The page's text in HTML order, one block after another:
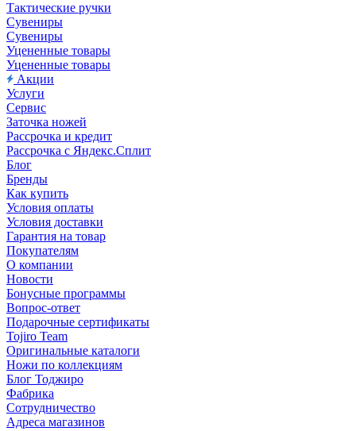
Тактические ручки
Сувениры
Сувениры
Уцененные товары
Уцененные товары
Акции
Услуги
Сервис
Заточка ножей
Рассрочка и кредит
Рассрочка с Яндекс.Сплит
Блог
Бренды
Как купить
Условия оплаты
Условия доставки
Гарантия на товар
Покупателям
О компании
Новости
Бонусные программы
Вопрос-ответ
Подарочные сертификаты
Tojiro Team
Оригинальные каталоги
Ножи по коллекциям
Блог Тоджиро
Фабрика
Сотрудничество
Адреса магазинов